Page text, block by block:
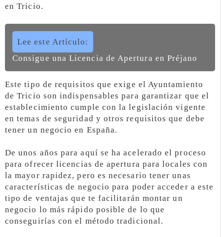
en Tricio.
Lee este Artículo:
Consigue una Licencia de Apertura en Préjano
Este tipo de requisitos que exige el Ayuntamiento
de Tricio son indispensables para garantizar que el
establecimiento cumple con la legislación vigente
en temas de seguridad y otros requisitos que debe
tener un negocio en España.
De unos años para aquí se ha acelerado el proceso
para ofrecer licencias de apertura para locales con
la mayor rapidez, pero es necesario tener unas
características de negocio para poder acceder a este
tipo de ventajas que te facilitarán montar un
negocio lo más rápido posible de lo que
conseguirías con el método tradicional.